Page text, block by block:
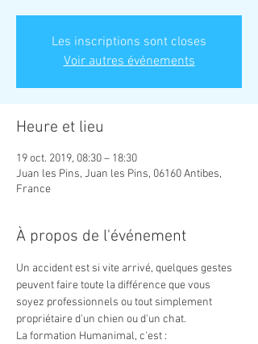
Les inscriptions sont closes
Voir autres événements
Heure et lieu
19 oct. 2019, 08:30 – 18:30
Juan les Pins, Juan les Pins, 06160 Antibes,
France
À propos de l'événement
Un accident est si vite arrivé, quelques gestes
peuvent faire toute la différence que vous
soyez professionnels ou tout simplement
propriétaire d'un chien ou d'un chat.
La formation Humanimal, c'est :